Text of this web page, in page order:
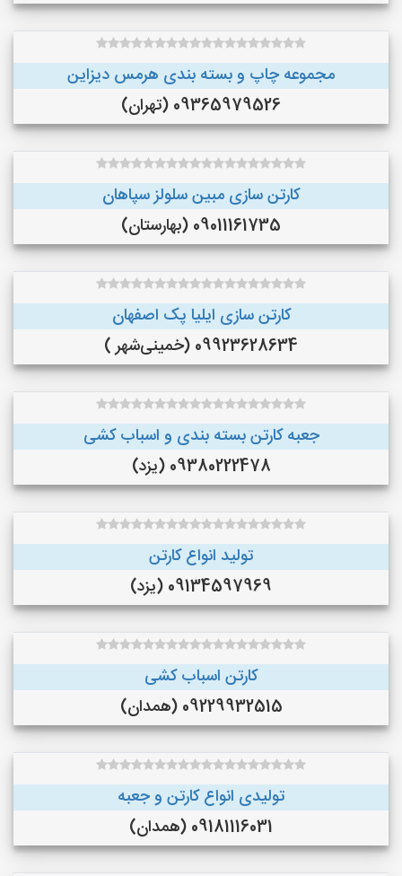
مجموعه چاپ و بسته بندی هرمس دیزاین
09365979526 (تهران)
کارتن سازی مبین سلولز سپاهان
09011161735 (بهارستان)
کارتن سازی ایلیا پک اصفهان
09923628634 (خمینی‌شهر )
جعبه کارتن بسته بندی و اسباب کشی
09380222478 (یزد)
تولید انواع کارتن
09134597969 (یزد)
کارتن اسباب کشی
09229932515 (همدان)
تولیدی انواع کارتن و جعبه
09181116031 (همدان)